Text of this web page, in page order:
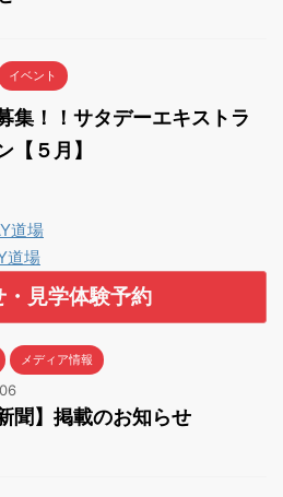
イベント
集！！サタデーエキストラ
【５月】
道場
道場
見学体験予約
メディア情報
聞】掲載のお知らせ